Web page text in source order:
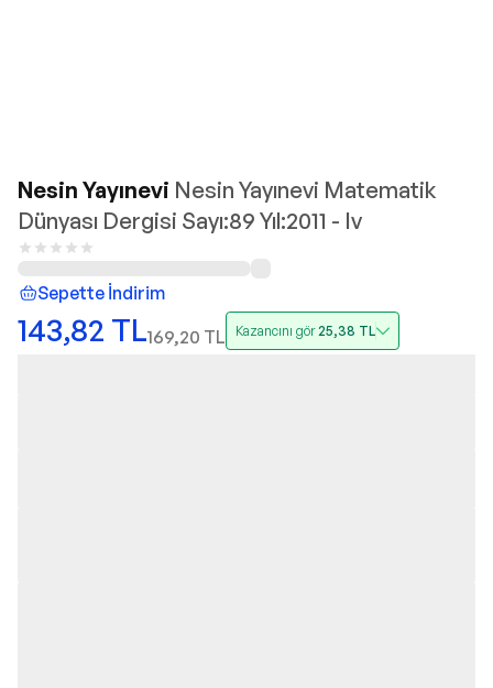
Nesin Yayınevi Nesin Yayınevi Matematik
Dünyası Dergisi Sayı:89 Yıl:2011 - Iv
Sepette İndirim
143,82 TL169,20 TL Kazancını gör25,38 TL